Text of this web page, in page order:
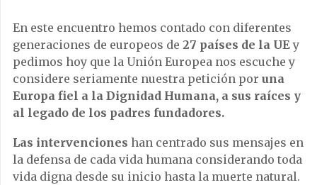
En este encuentro hemos contado con diferentes
generaciones de europeos de 27 países de la UEy
pedimos hoy que la Unión Europea nos escuche y
considere seriamente nuestra petición por una
Europa fiel a la Dignidad Humana, a sus raíces y
al legado de los padres fundadores.
Las intervenciones han centrado sus mensajes en
la defensa de cada vida humana considerando toda
vida digna desde su inicio hasta la muerte natural.